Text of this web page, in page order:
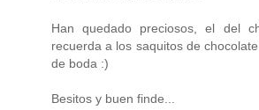
Han quedado preciosos, el del
recuerda a los saquitos de
de boda :)
Besitos y buen finde...